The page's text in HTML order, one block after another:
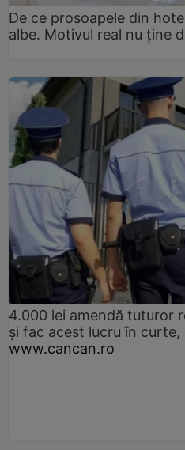
De ce prosoapele din
albe. Motivul real nu ține
4.000 lei amendă tuturor
și fac acest lucru în
www.cancan.ro